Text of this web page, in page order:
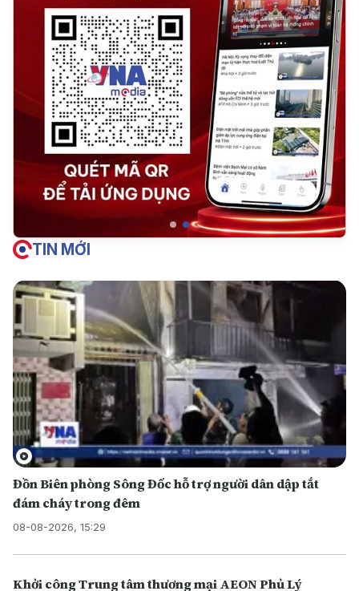
TIN MỚI
Đồn Biên phòng Sông Đốc hỗ trợ người dân dập tắt
đám cháy trong đêm
08-08-2026, 15:29
Khởi công Trung tâm thương mại AEON Phủ Lý